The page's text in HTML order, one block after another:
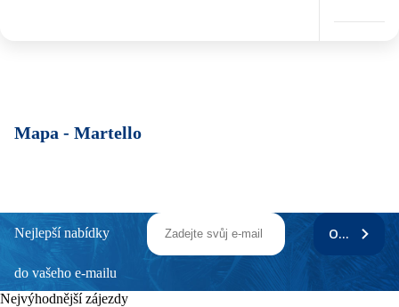
Mapa - Martello
Nejlepší nabídky
do vašeho e-mailu
ODEBÍRAT
Nejvýhodnější zájezdy